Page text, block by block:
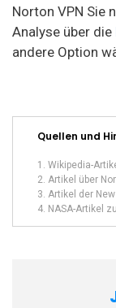
Norton VPN Sie
Analyse über die
andere Option
Quellen und
Wikipedia-
Artikel über
Artikel der
NASA-Artikel